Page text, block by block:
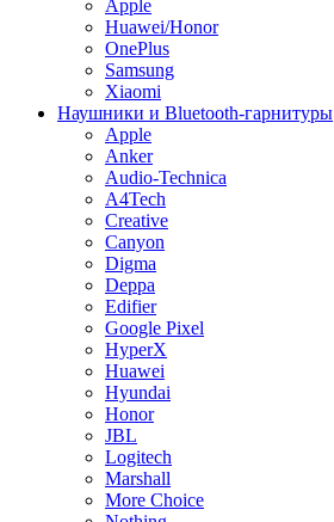
Apple
Huawei/Honor
OnePlus
Samsung
Xiaomi
Наушники и Bluetooth-гарнитуры
Apple
Anker
Audio-Technica
A4Tech
Creative
Canyon
Digma
Deppa
Edifier
Google Pixel
HyperX
Huawei
Hyundai
Honor
JBL
Logitech
Marshall
More Choice